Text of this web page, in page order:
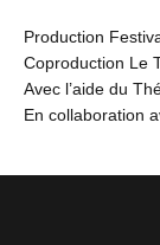
Production
Coproduction Le
Avec l’aide du
En collaboration